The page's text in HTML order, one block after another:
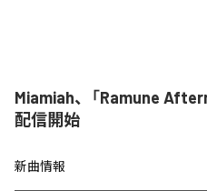
Miamiah、「Ramune
配信開始
新曲情報